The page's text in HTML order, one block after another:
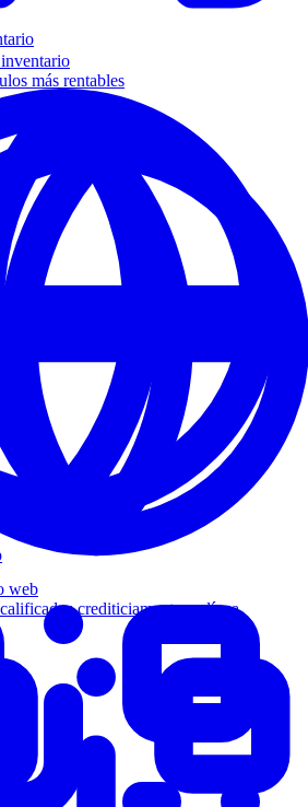
más rentables
web
crediticiamente en línea